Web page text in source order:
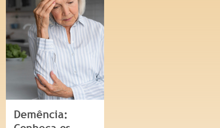
Demência: